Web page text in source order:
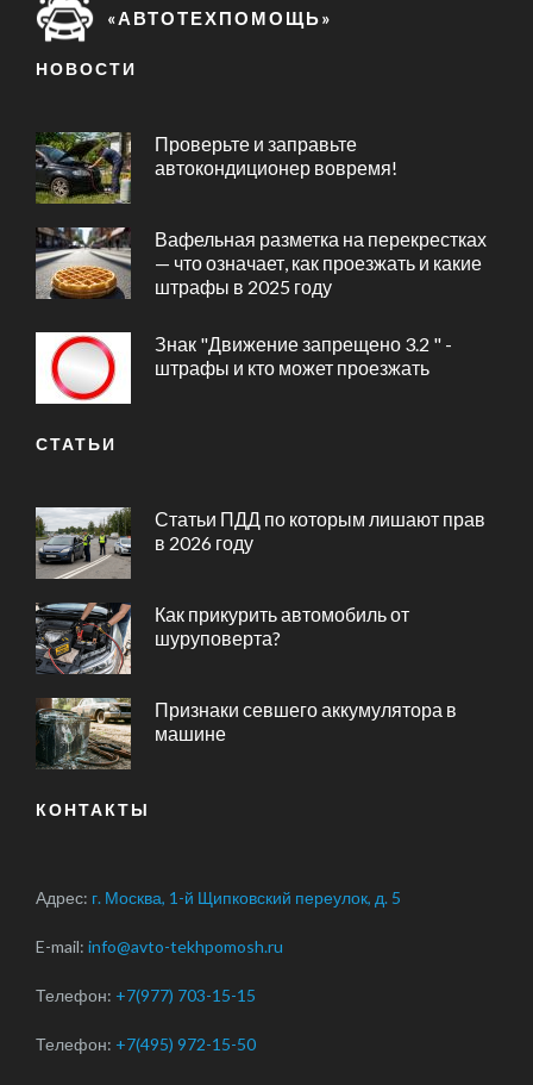
«АВТОТЕХПОМОЩЬ»
НОВОСТИ
Проверьте и заправьте
автокондиционер вовремя!
Вафельная разметка на перекрестках
— что означает, как проезжать и какие
штрафы в 2025 году
Знак "Движение запрещено 3.2 " -
штрафы и кто может проезжать
СТАТЬИ
Статьи ПДД по которым лишают прав
в 2026 году
Как прикурить автомобиль от
шуруповерта?
Признаки севшего аккумулятора в
машине
КОНТАКТЫ
Адрес: г. Москва, 1-й Щипковский переулок, д. 5
E-mail: info@avto-tekhpomosh.ru
Телефон: +7(977) 703-15-15
Телефон: +7(495) 972-15-50